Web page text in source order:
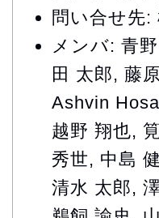
問い合せ先
メンバ: 青
田 太郎, 藤
Ashvin
越野 翔也,
秀世, 中島
清水 太郎,